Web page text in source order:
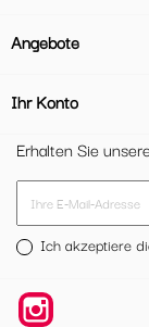
Angebote
Ihr Konto
Erhalten Sie
Ich akzeptiere